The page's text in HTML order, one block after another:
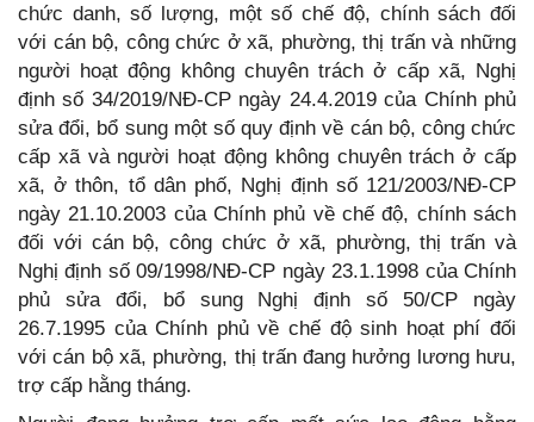
chức danh, số lượng, một số chế độ, chính sách đối
với cán bộ, công chức ở xã, phường, thị trấn và những
người hoạt động không chuyên trách ở cấp xã, Nghị
định số 34/2019/NĐ-CP ngày 24.4.2019 của Chính phủ
sửa đổi, bổ sung một số quy định về cán bộ, công chức
cấp xã và người hoạt động không chuyên trách ở cấp
xã, ở thôn, tổ dân phố, Nghị định số 121/2003/NĐ-CP
ngày 21.10.2003 của Chính phủ về chế độ, chính sách
đối với cán bộ, công chức ở xã, phường, thị trấn và
Nghị định số 09/1998/NĐ-CP ngày 23.1.1998 của Chính
phủ sửa đổi, bổ sung Nghị định số 50/CP ngày
26.7.1995 của Chính phủ về chế độ sinh hoạt phí đối
với cán bộ xã, phường, thị trấn đang hưởng lương hưu,
trợ cấp hằng tháng.